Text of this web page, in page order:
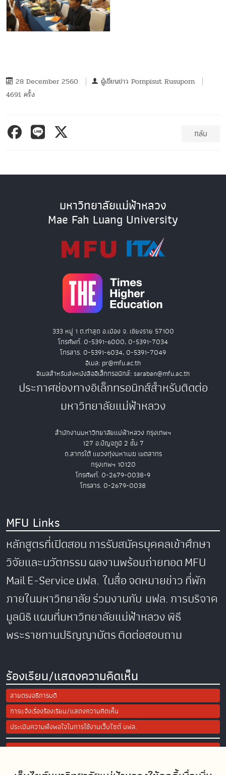
28 December 2560 ผู้เขียนข่าว Pornpisut Rusuporn
4691 ครั้ง
กลับ
มหาวิทยาลัยแม่ฟ้าหลวง
Mae Fah Luang University
333 หมู่ 1 ต.ท่าสุด อ.เมือง จ. เชียงราย 57100
โทรศัพท์. 0-5391-6000, 0-5391-7034
โทรสาร. 0-5391-6034, 0-5391-7049
อีเมล: pr@mfu.ac.th
อีเมลสำหรับส่งหนังสืออิเล็กทรอนิกส์: saraban@mfu.ac.th
ประกาศช่องทางอิเล็กทรอนิกส์สำหรับติดต่อ
มหาวิทยาลัยแม่ฟ้าหลวง
สำนักงานมหาวิทยาลัยแม่ฟ้าหลวง กรุงเทพฯ
127 อ.ปัญจภูมิ 2 ชั้น 7
ถ.สาทรใต้ แขวงทุ่งมหาเมฆ เขตสาทร
กรุงเทพฯ 10120
โทรศัพท์. 0-2679-0038-9
โทรสาร. 0-2679-0038
MFU Links
หลักสูตรที่เปิดสอนการรับสมัครบุคคลเข้าศึกษา
วิจัยและนวัตกรรมผลงานพร้อมถ่ายทอดMFU
MailE-Serviceมฟล. ในสื่อจดหมายข่าวที่พัก
ภายในมหาวิทยาลัยร่วมงานกับ มฟล.การบริจาค
มูลนิธิแผนที่มหาวิทยาลัยแม่ฟ้าหลวงพิธี
พระราชทานปริญญาบัตรติดต่อสอบถาม
ร้องเรียน/แสดงความคิดเห็น
สายตรงอธิการบดี
การแจ้งเรื่องร้องเรียน/แสดงความคิดเห็น
ประเมินความพึงพอใจในการใช้งานเว็บไซต์ มฟล.
Site Map